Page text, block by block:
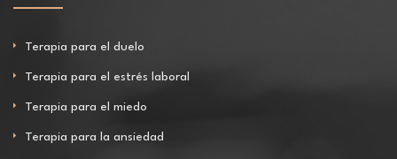
Terapia para el duelo
Terapia para el estrés laboral
Terapia para el miedo
Terapia para la ansiedad